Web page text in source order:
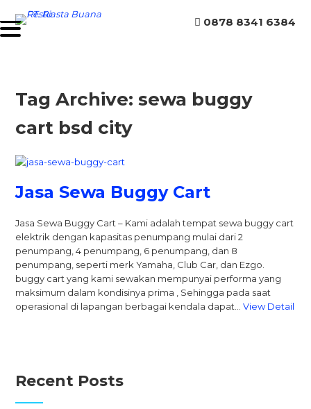
0878 8341 6384
Tag Archive: sewa buggy
cart bsd city
Jasa Sewa Buggy Cart
Jasa Sewa Buggy Cart – Kami adalah tempat sewa buggy cart
elektrik dengan kapasitas penumpang mulai dari 2
penumpang, 4 penumpang, 6 penumpang, dan 8
penumpang, seperti merk Yamaha, Club Car, dan Ezgo.
buggy cart yang kami sewakan mempunyai performa yang
maksimum dalam kondisinya prima , Sehingga pada saat
operasional di lapangan berbagai kendala dapat…View Detail
Recent Posts